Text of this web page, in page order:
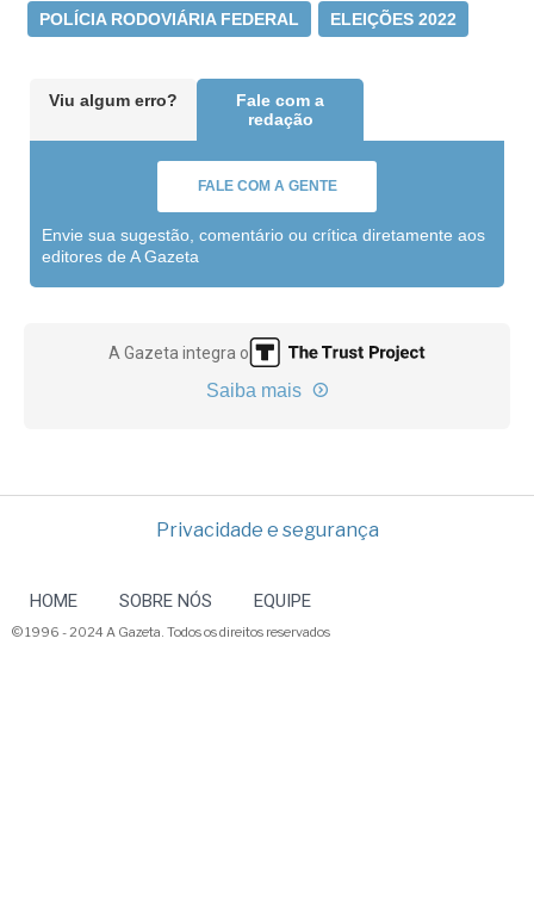
POLÍCIA RODOVIÁRIA FEDERAL ELEIÇÕES 2022
Viu algum erro?
Fale com a
redação
FALE COM A GENTE
Envie sua sugestão, comentário ou crítica diretamente aos
editores de A Gazeta
A Gazeta integra o
Saiba mais
Privacidade e segurança
HOME SOBRE NÓS EQUIPE
© 1996 - 2024 A Gazeta. Todos os direitos reservados